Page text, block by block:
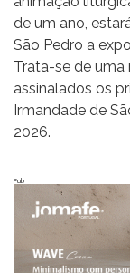
de um ano,
São Pedro a
Trata-se de uma
assinalados os
Irmandade de
2026.
Pub